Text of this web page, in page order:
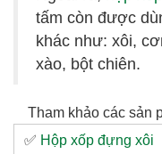
tấm còn được
khác như: xôi,
xào, bột chiên.
Tham khảo các sản
✅ Hộp xốp đựng xôi